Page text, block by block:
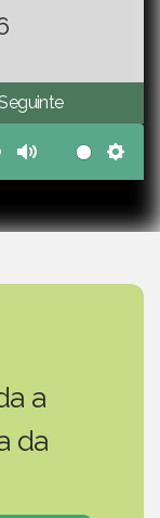
Mute
a
da